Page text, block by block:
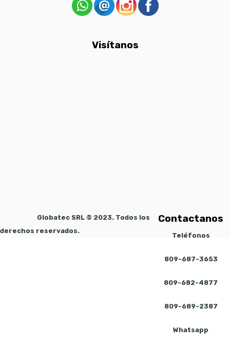
Visítanos
Contactanos
Teléfonos
809-687-3653
809-682-4877
809-689-2387
Whatsapp
Globatec SRL © 2023. Todos los
derechos reservados.